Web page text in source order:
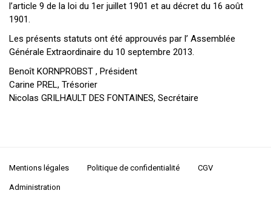
l’article 9 de la loi du 1er juillet 1901 et au décret du 16 août
1901.
Les présents statuts ont été approuvés par l’ Assemblée
Générale Extraordinaire du 10 septembre 2013.
Benoît KORNPROBST , Président
Carine PREL, Trésorier
Nicolas GRILHAULT DES FONTAINES, Secrétaire
Mentions légales Politique de confidentialité CGV
Administration